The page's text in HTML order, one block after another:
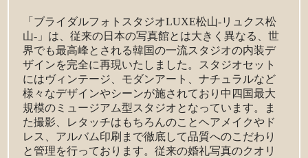
「ブライダルフォトスタジオLUXE松山-リュクス松
山-」は、従来の日本の写真館とは大きく異なる、世
界でも最高峰とされる韓国の一流スタジオの内装デ
ザインを完全に再現いたしました。スタジオセット
にはヴィンテージ、モダンアート、ナチュラルなど
様々なデザインやシーンが施されており中四国最大
規模のミュージアム型スタジオとなっています。ま
た撮影、レタッチはもちろんのことヘアメイクやド
レス、アルバム印刷まで徹底して品質へのこだわり
と管理を行っております。従来の婚礼写真のクオリ